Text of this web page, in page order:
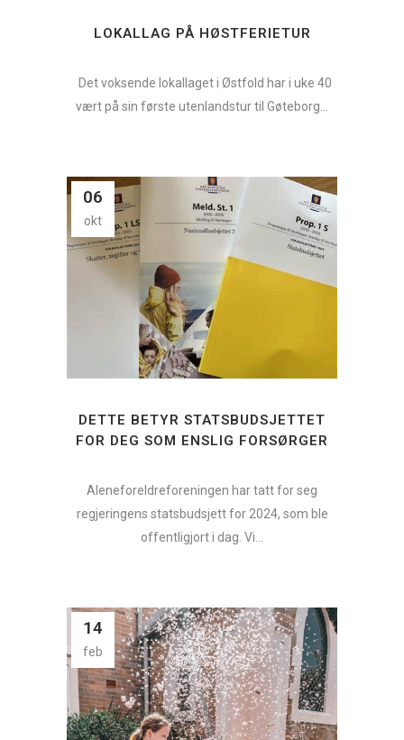
LOKALLAG PÅ HØSTFERIETUR
Det voksende lokallaget i Østfold har i uke 40
vært på sin første utenlandstur til Gøteborg...
06
okt
DETTE BETYR STATSBUDSJETTET
FOR DEG SOM ENSLIG FORSØRGER
Aleneforeldreforeningen har tatt for seg
regjeringens statsbudsjett for 2024, som ble
offentligjort i dag. Vi...
14
feb